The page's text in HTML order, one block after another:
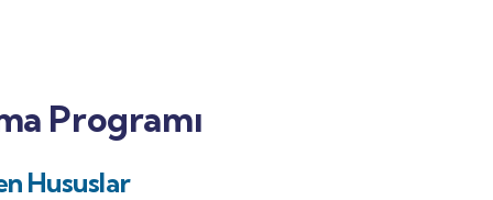
Programı
Hususlar